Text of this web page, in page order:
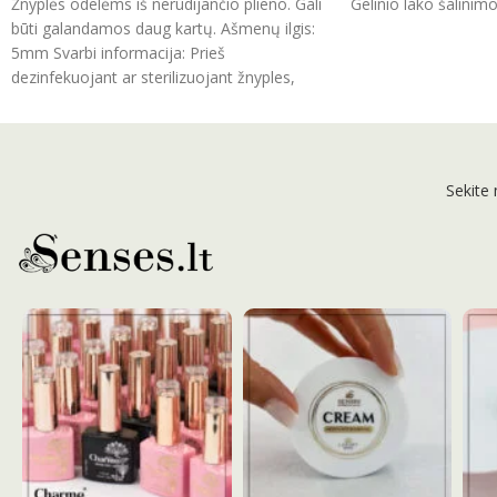
būti galandamos daug kartų. Ašmenų ilgis:
5mm Svarbi informacija: Prieš
dezinfekuojant ar sterilizuojant žnyples,
Sekite